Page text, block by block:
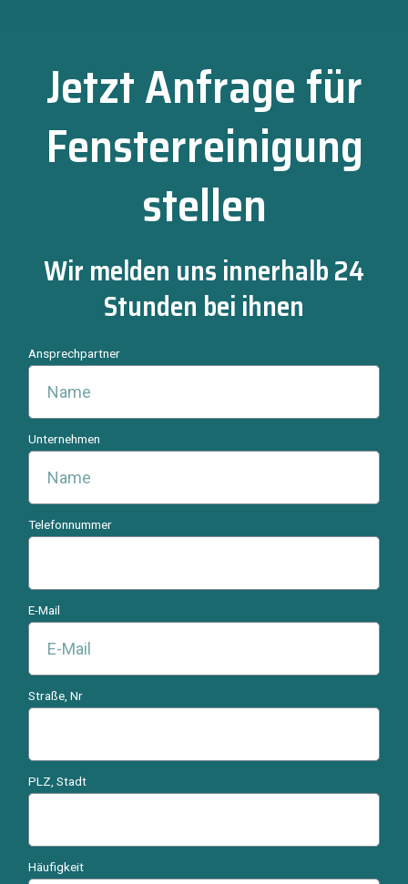
Jetzt Anfrage für
Fensterreinigung
stellen
Wir melden uns innerhalb 24
Stunden bei ihnen
Ansprechpartner
Unternehmen
Telefonnummer
E-Mail
Straße, Nr
PLZ, Stadt
Häufigkeit